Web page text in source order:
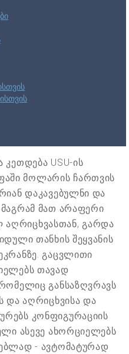
კეთდება USU-ის
მოლარის ჩართვის
დაკავებულნი და
მათ არაფერი
გარდა
თანხის შეყვანის
გაცვლითი
თავად
განსაზღვრავს
და აღრიცხვისა და
კონფიგურაციის
ასევე ახორციელებს
- ავტომატურად